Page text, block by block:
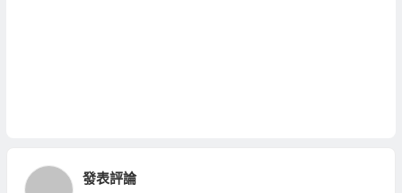
發表評論